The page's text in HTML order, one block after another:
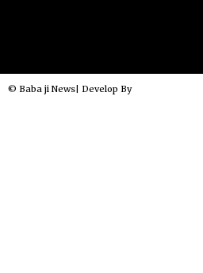
© Baba ji News| Develop By